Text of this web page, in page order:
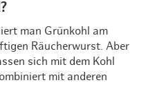
man Grünkohl am
Räucherwurst. Aber
sich mit dem Kohl
mit anderen